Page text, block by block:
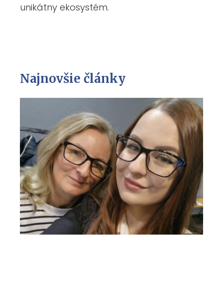
unikátny ekosystém.
Najnovšie články